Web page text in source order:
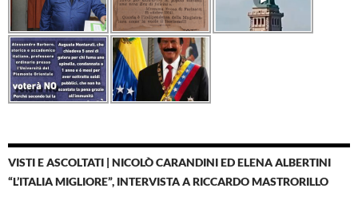
VISTI E ASCOLTATI | NICOLÒ CARANDINI ED ELENA ALBERTINI
“L’ITALIA MIGLIORE”, INTERVISTA A RICCARDO MASTRORILLO